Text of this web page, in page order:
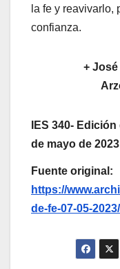
la fe y reavivarlo,
confianza.
+
IES 340-
de mayo de 2023
Fuente original:
https://
de-fe-07-05-2023/